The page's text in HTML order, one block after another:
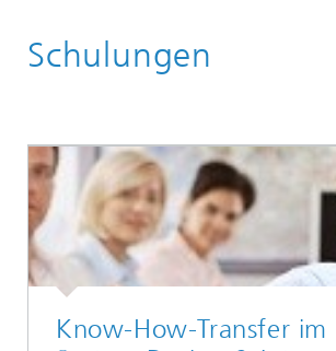
Leistungsangebot
Schulungen
Know-How-Transfer im